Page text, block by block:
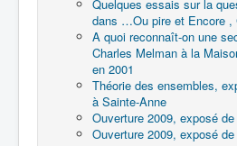
Quelques essais sur la
dans …Ou pire et Encore ,
A quoi reconnaît-on une
Charles Melman à la
en 2001
Théorie des ensembles,
à Sainte-Anne
Ouverture 2009, exposé
Ouverture 2009, exposé